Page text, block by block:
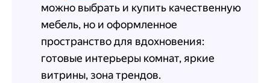
можно выбрать и купить качественную
мебель, но и оформленное
пространство для вдохновения:
готовые интерьеры комнат, яркие
витрины, зона трендов.